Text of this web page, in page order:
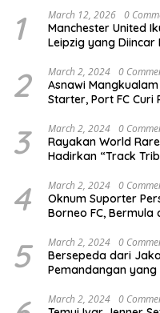
1 March 12, 2026 0
Manchester United
Leipzig yang
2 March 2, 2024 0
Asnawi
Starter, Port FC Curi
3 March 2, 2024 0
Rayakan World
Hadirkan “Track
4 March 2, 2024 0
Oknum Suporter
Borneo FC,
5 March 2, 2024 0
Bersepeda dari
Pemandangan yang
March 2, 2024 0